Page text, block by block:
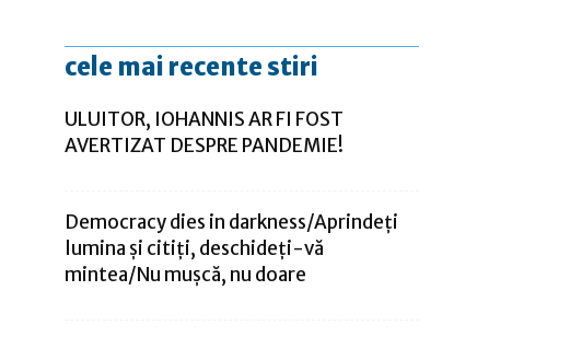
cele mai recente stiri
ULUITOR, IOHANNIS AR FI FOST
AVERTIZAT DESPRE PANDEMIE!
Democracy dies in darkness/Aprindeți
lumina și citiți, deschideți-vă
mintea/Nu mușcă, nu doare